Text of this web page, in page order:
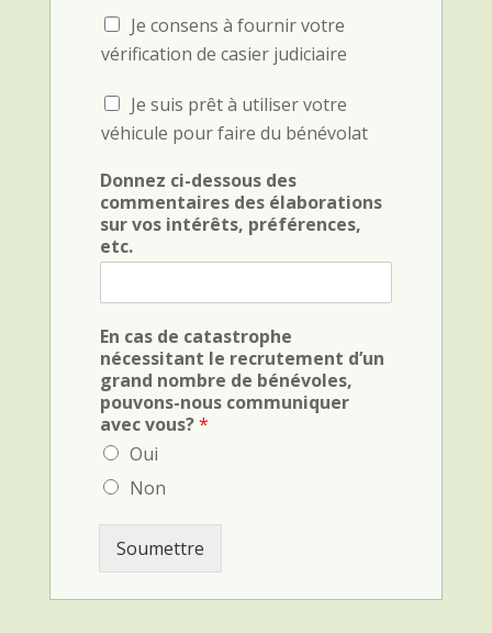
C
e
k
b
x
F
i
e
l
(
c
r
i
m
i
n
a
l
Je consens à fournir votre
vérification de casier judiciaire
C
e
k
b
o
x
i
l
d
(
v
e
h
c
Je suis prêt à utiliser votre
véhicule pour faire du bénévolat
Donnez ci-dessous des
commentaires des élaborations
sur vos intérêts, préférences,
etc.
En cas de catastrophe
nécessitant le recrutement d’un
grand nombre de bénévoles,
pouvons-nous communiquer
avec vous?*
Oui
Non
Soumettre